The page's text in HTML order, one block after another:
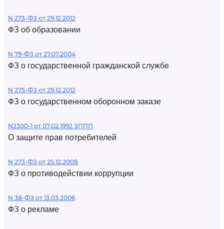
N 273-ФЗ от 29.12.2012
ФЗ об образовании
N 79-ФЗ от 27.07.2004
ФЗ о государственной гражданской службе
N 275-ФЗ от 29.12.2012
ФЗ о государственном оборонном заказе
N2300-1 от 07.02.1992 ЗППП
О защите прав потребителей
N 273-ФЗ от 25.12.2008
ФЗ о противодействии коррупции
N 38-ФЗ от 13.03.2006
ФЗ о рекламе